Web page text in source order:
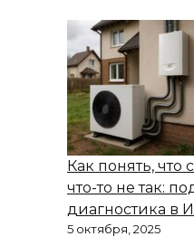
Как понять,
что-то не так:
диагностика в
5 октября, 2025